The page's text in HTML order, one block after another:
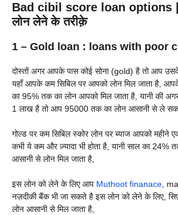
Bad cibil score loan options |
लोन लेने के तरीक़े
1 – Gold loan : loans with poor
दोस्तों अगर आपके पास कोई सोना (gold) है तो आप
यहाँ आपके कम सिबिल पर आपको लोन मिल जाता है,
का 95% तक का लोन आपको मिल जाता है, यानी की
1 लाख है तो आप 95000 तक का लोन आसानी से ले
गोल्ड पर कम सिबिल स्कोर लोन पर ब्याज आपको महीने
कभी ये कम और ज़्यादा भी होता है, यानी साल का 24%
आसानी से लोन मिल जाता है,
इस लोन को लेने के लिए आप Muthoot finanace,
नज़दीकी बैंक भी जा सकते है इस लोन को लेने के लिए,
लोन आसानी से मिल जाता है,